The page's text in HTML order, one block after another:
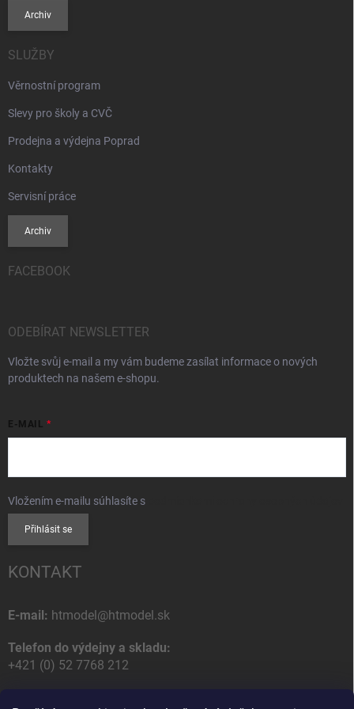
Archiv
SLUŽBY
Věrnostní program
Slevy pro školy a CVČ
Prodejna a výdejna Poprad
Kontakty
Servisní práce
Archiv
FACEBOOK
ODEBÍRAT NEWSLETTER
Vložte svůj e-mail a my vám budeme zasílat informace o nových
produktech na našem e-shopu.
E-MAIL
Vložením e-mailu súhlasíte s
Přihlásit se
KONTAKT
E-mail: htmodel@htmodel.sk
Telefon do výdejny a skladu:
+421 (0) 52 7768 212